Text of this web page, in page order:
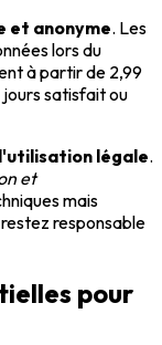
et anonyme. Les
lors du
à partir de 2,99
satisfait ou
légale.
et
mais
responsable
pour